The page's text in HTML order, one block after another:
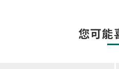
您可能